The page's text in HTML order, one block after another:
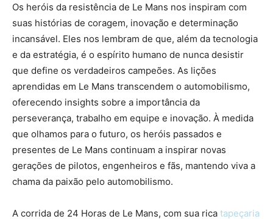
Os heróis da resistência de Le Mans nos inspiram com
suas histórias de coragem, inovação e determinação
incansável. Eles nos lembram de que, além da tecnologia
e da estratégia, é o espírito humano de nunca desistir
que define os verdadeiros campeões. As lições
aprendidas em Le Mans transcendem o automobilismo,
oferecendo insights sobre a importância da
perseverança, trabalho em equipe e inovação. À medida
que olhamos para o futuro, os heróis passados e
presentes de Le Mans continuam a inspirar novas
gerações de pilotos, engenheiros e fãs, mantendo viva a
chama da paixão pelo automobilismo.
A corrida de 24 Horas de Le Mans, com sua rica tapeçaria